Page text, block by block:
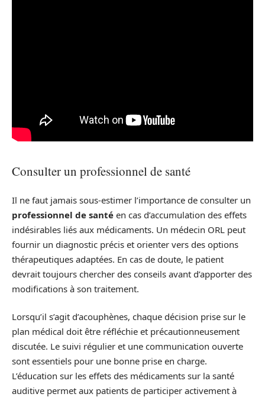
Consulter un professionnel de santé
Il ne faut jamais sous-estimer l’importance de consulter un
professionnel de santé en cas d’accumulation des effets
indésirables liés aux médicaments. Un médecin ORL peut
fournir un diagnostic précis et orienter vers des options
thérapeutiques adaptées. En cas de doute, le patient
devrait toujours chercher des conseils avant d’apporter des
modifications à son traitement.
Lorsqu’il s’agit d’acouphènes, chaque décision prise sur le
plan médical doit être réfléchie et précautionneusement
discutée. Le suivi régulier et une communication ouverte
sont essentiels pour une bonne prise en charge.
L’éducation sur les effets des médicaments sur la santé
auditive permet aux patients de participer activement à